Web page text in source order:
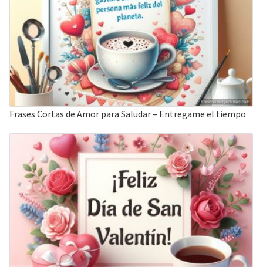
Frases Cortas de Amor para Saludar – Entregame el tiempo